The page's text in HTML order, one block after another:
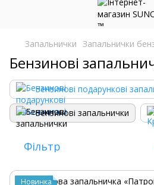
Запальнички Запальнички
Бензинові
Бензинові подарункові
Бензинові запальнички
Фільтр
Новинка